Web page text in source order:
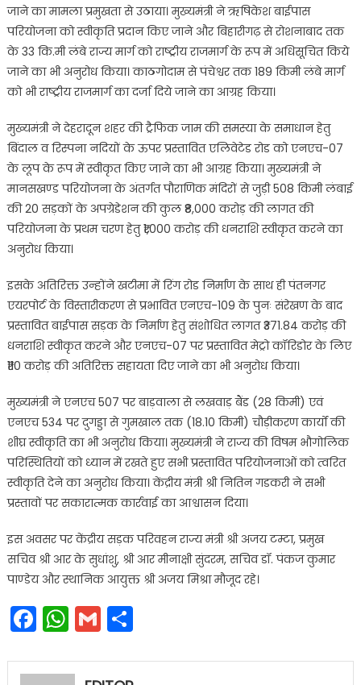
जाने का मामला प्रमुखता से उठाया। मुख्यमंत्री ने ऋषिकेश बाईपास
परियोजना को स्वीकृति प्रदान किए जाने और बिहारीगढ़ से रोशनाबाद तक
के 33 कि.मी लंबे राज्य मार्ग को राष्ट्रीय राजमार्ग के रूप में अधिसूचित किये
जाने का भी अनुरोध किया। काठगोदाम से पंचेश्वर तक 189 किमी लंबे मार्ग
को भी राष्ट्रीय राजमार्ग का दर्जा दिये जाने का आग्रह किया।
मुख्यमंत्री ने देहरादून शहर की ट्रैफिक जाम की समस्या के समाधान हेतु
बिंदाल व रिस्पना नदियों के ऊपर प्रस्तावित एलिवेटेड रोड को एनएच-07
के लूप के रूप में स्वीकृत किए जाने का भी आग्रह किया। मुख्यमंत्री ने
मानसखण्ड परियोजना के अंतर्गत पौराणिक मंदिरों से जुड़ी 508 किमी लंबाई
की 20 सड़कों के अपग्रेडेशन की कुल ₹8,000 करोड़ की लागत की
परियोजना के प्रथम चरण हेतु ₹1,000 करोड़ की धनराशि स्वीकृत करने का
अनुरोध किया।
इसके अतिरिक्त उन्होंने खटीमा में रिंग रोड निर्माण के साथ ही पंतनगर
एयरपोर्ट के विस्तारीकरण से प्रभावित एनएच-109 के पुनः संरेखण के बाद
प्रस्तावित बाईपास सड़क के निर्माण हेतु संशोधित लागत ₹371.84 करोड़ की
धनराशि स्वीकृत करने और एनएच-07 पर प्रस्तावित मेट्रो कॉरिडोर के लिए
₹110 करोड़ की अतिरिक्त सहायता दिए जाने का भी अनुरोध किया।
मुख्यमंत्री ने एनएच 507 पर बाड़वाला से लखवाड़ बैंड (28 किमी) एवं
एनएच 534 पर दुगड्डा से गुमखाल तक (18.10 किमी) चौड़ीकरण कार्यों की
शीघ्र स्वीकृति का भी अनुरोध किया। मुख्यमंत्री ने राज्य की विषम भौगोलिक
परिस्थितियों को ध्यान में रखते हुए सभी प्रस्तावित परियोजनाओं को त्वरित
स्वीकृति देने का अनुरोध किया। केंद्रीय मंत्री श्री नितिन गडकरी ने सभी
प्रस्तावों पर सकारात्मक कार्रवाई का आश्वासन दिया।
इस अवसर पर केंद्रीय सड़क परिवहन राज्य मंत्री श्री अजय टम्टा, प्रमुख
सचिव श्री आर के सुधांशु, श्री आर मीनाक्षी सुंदरम, सचिव डॉ. पंकज कुमार
पाण्डेय और स्थानिक आयुक्त श्री अजय मिश्रा मौजूद रहे।
Facebook
WhatsApp
GmailShare